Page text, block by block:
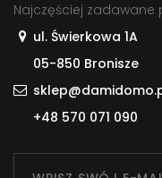
Najczęściej zadawane
ul. Świerkowa 1A
05-850 Bronisze
+48 570 071 090